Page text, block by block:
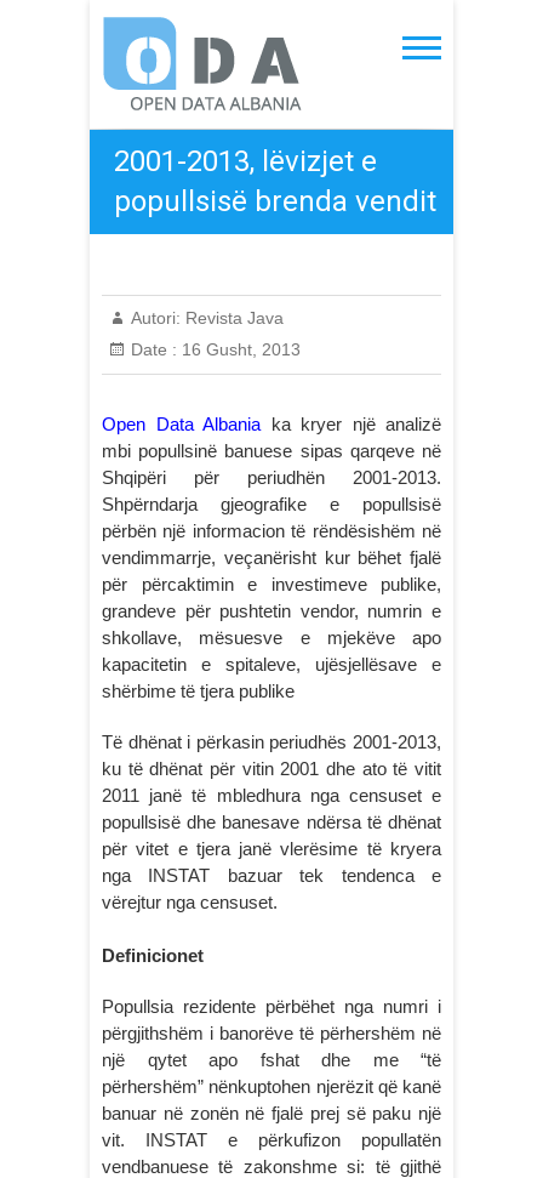
content
Open Data Albania
2001-2013, lëvizjet e
popullsisë brenda vendit
Autori: Revista Java
Date : 16 Gusht, 2013
Open Data Albania ka kryer një analizë
mbi popullsinë banuese sipas qarqeve në
Shqipëri për periudhën 2001-2013.
Shpërndarja gjeografike e popullsisë
përbën një informacion të rëndësishëm në
vendimmarrje, veçanërisht kur bëhet fjalë
për përcaktimin e investimeve publike,
grandeve për pushtetin vendor, numrin e
shkollave, mësuesve e mjekëve apo
kapacitetin e spitaleve, ujësjellësave e
shërbime të tjera publike
Të dhënat i përkasin periudhës 2001-2013,
ku të dhënat për vitin 2001 dhe ato të vitit
2011 janë të mbledhura nga censuset e
popullsisë dhe banesave ndërsa të dhënat
për vitet e tjera janë vlerësime të kryera
nga INSTAT bazuar tek tendenca e
vërejtur nga censuset.
Definicionet
Popullsia rezidente përbëhet nga numri i
përgjithshëm i banorëve të përhershëm në
një qytet apo fshat dhe me “të
përhershëm” nënkuptohen njerëzit që kanë
banuar në zonën në fjalë prej së paku një
vit. INSTAT e përkufizon popullatën
vendbanuese të zakonshme si: të gjithë